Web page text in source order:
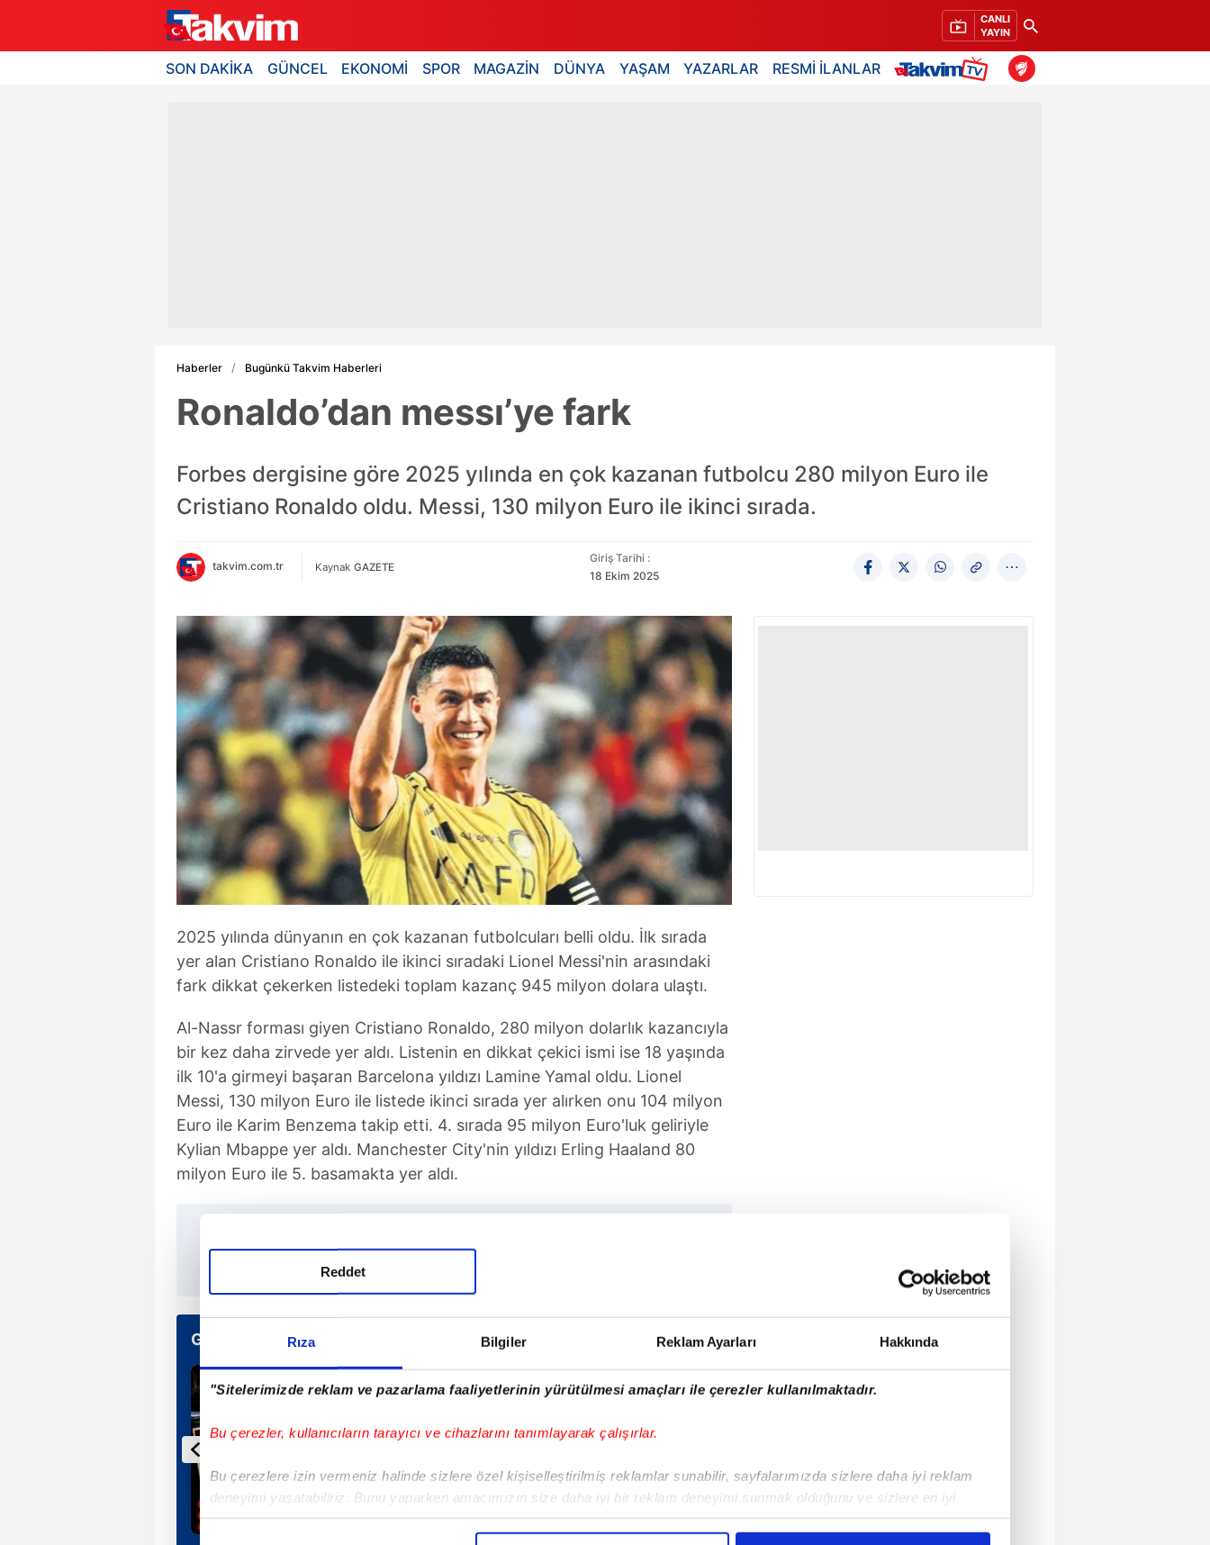
Rıza Bilgiler Reklam Ayarları Hakkında
"Sitelerimizde reklam ve pazarlama faaliyetlerinin yürütülmesi amaçları ile çerezler kullanılmaktadır.
Bu çerezler, kullanıcıların tarayıcı ve cihazlarını tanımlayarak çalışırlar.
Bu çerezlere izin vermeniz halinde sizlere özel kişiselleştirilmiş reklamlar sunabilir, sayfalarımızda sizlere daha iyi reklam
deneyimi yaşatabiliriz. Bunu yaparken amacımızın size daha iyi bir reklam deneyimi sunmak olduğunu ve sizlere en iyi
içerikleri sunabilmek adına elimizden gelen çabayı gösterdiğimizi ve bu noktada, reklamların maliyetlerimizi karşılamak
Reddet
CANLI
YAYIN
SON DAKİKA GÜNCEL EKONOMİ SPOR MAGAZİN DÜNYA YAŞAM YAZARLAR RESMİ İLANLAR
Haberler Bugünkü Takvim Haberleri
Ronaldo’dan messı’ye fark
Forbes dergisine göre 2025 yılında en çok kazanan futbolcu 280 milyon Euro ile
Cristiano Ronaldo oldu. Messi, 130 milyon Euro ile ikinci sırada.
takvim.com.tr Kaynak GAZETE
Giriş Tarihi :
18 Ekim 2025
2025 yılında dünyanın en çok kazanan futbolcuları belli oldu. İlk sırada
yer alan Cristiano Ronaldo ile ikinci sıradaki Lionel Messi'nin arasındaki
fark dikkat çekerken listedeki toplam kazanç 945 milyon dolara ulaştı.
Al-Nassr forması giyen Cristiano Ronaldo, 280 milyon dolarlık kazancıyla
bir kez daha zirvede yer aldı. Listenin en dikkat çekici ismi ise 18 yaşında
ilk 10'a girmeyi başaran Barcelona yıldızı Lamine Yamal oldu. Lionel
Messi, 130 milyon Euro ile listede ikinci sırada yer alırken onu 104 milyon
Euro ile Karim Benzema takip etti. 4. sırada 95 milyon Euro'luk geliriyle
Kylian Mbappe yer aldı. Manchester City'nin yıldızı Erling Haaland 80
milyon Euro ile 5. basamakta yer aldı.
Günün Manşetleri Tüm Manşetler